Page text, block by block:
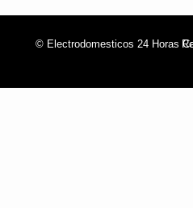
© Electrodomesticos 24 Horas